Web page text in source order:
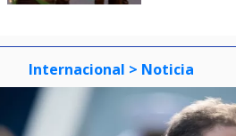
Internacional > Noticia